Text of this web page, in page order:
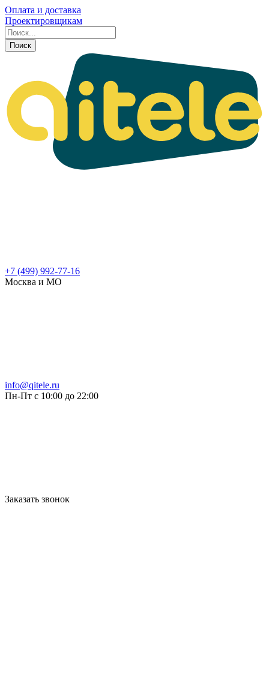
Оплата и доставка
Проектировщикам
Поиск
+7 (499) 992-77-16
Москва и МО
info@qitele.ru
Пн-Пт с 10:00 до 22:00
Заказать звонок